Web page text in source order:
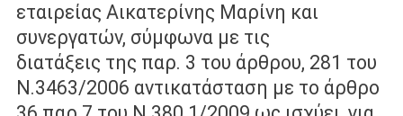
εταιρείας Αικατερίνης Μαρίνη και
συνεργατών, σύμφωνα με τις
διατάξεις της παρ. 3 του άρθρου, 281 του
Ν.3463/2006 αντικατάσταση με το άρθρο